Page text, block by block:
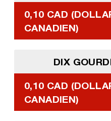
0,10 CAD
CANADIEN)
DIX
0,10 CAD
CANADIEN)